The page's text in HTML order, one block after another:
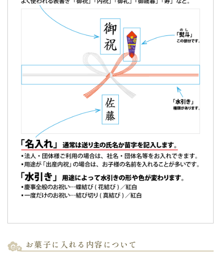
この度はありがとうございました。
また、メッセージ内容も電話で対応していただき、
寧でしたので、感謝致します。（購入者様）
オリジナルメッセージ入りどら焼き「も
入学祝いの名入れ・オリジナルメッセー
ジカステラ(0.6号/1本入り)
ご購入頂いた商品：オリジナルメッセージバウムクーヘン(グ
リーン・エンブレム風/1個入り)
お菓子に入れる内容について